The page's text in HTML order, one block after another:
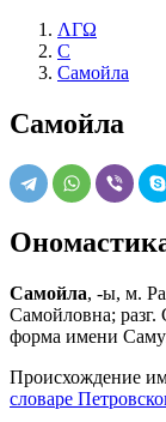
ΛΓΩ
С
Самойла
Самойла
Самойла, -ы, м.
Самойловна;
форма имени
Происхождение
словаре